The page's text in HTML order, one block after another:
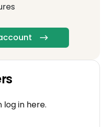
log in here.